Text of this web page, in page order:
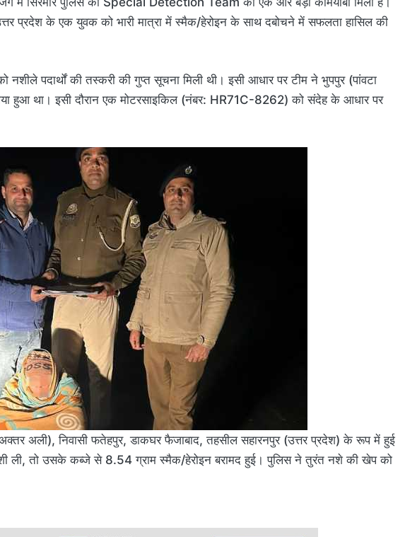
प्रदेश के एक युवक को भारी मात्रा में स्मैक/हेरोइन के साथ दबोचने में सफलता हासिल की
पदार्थों की तस्करी की गुप्त सूचना मिली थी। इसी आधार पर टीम ने भुपपुर (पांवटा
हुआ था। इसी दौरान एक मोटरसाइकिल (नंबर: HR71C-8262) को संदेह के आधार पर
अक्तर अली), निवासी फतेहपुर, डाकघर फैजाबाद, तहसील सहारनपुर (उत्तर प्रदेश) के रूप में हुई
ली, तो उसके कब्जे से 8.54 ग्राम स्मैक/हेरोइन बरामद हुई। पुलिस ने तुरंत नशे की खेप को